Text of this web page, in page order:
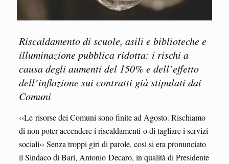
Riscaldamento di scuole, asili e biblioteche e
illuminazione pubblica ridotta: i rischi a
causa degli aumenti del 150% e dell’effetto
dell’inflazione sui contratti già stipulati dai
Comuni
‹‹Le risorse dei Comuni sono finite ad Agosto. Rischiamo
di non poter accendere i riscaldamenti o di tagliare i servizi
sociali›› Senza troppi giri di parole, così si era pronunciato
il Sindaco di Bari, Antonio Decaro, in qualità di Presidente